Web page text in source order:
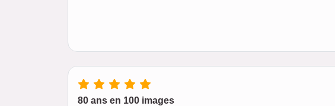
80 ans en 100 images